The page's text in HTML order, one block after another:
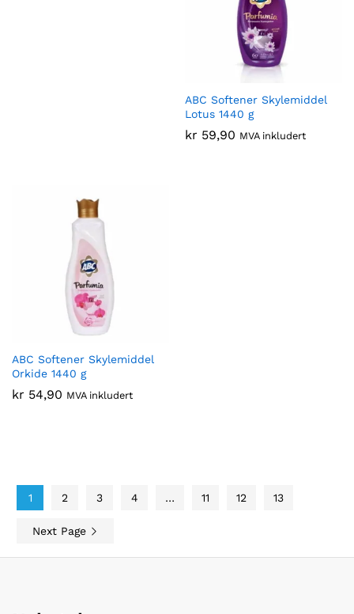
ABC Softener Skylemiddel
Lotus 1440 g
kr 59,90 MVA inkludert
ABC Softener Skylemiddel
Orkide 1440 g
kr 54,90 MVA inkludert
1 2 3 4 … 11 12 13
Next Page